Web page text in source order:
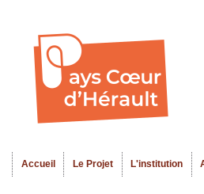
Menu principal
Accueil Le Projet L'institution